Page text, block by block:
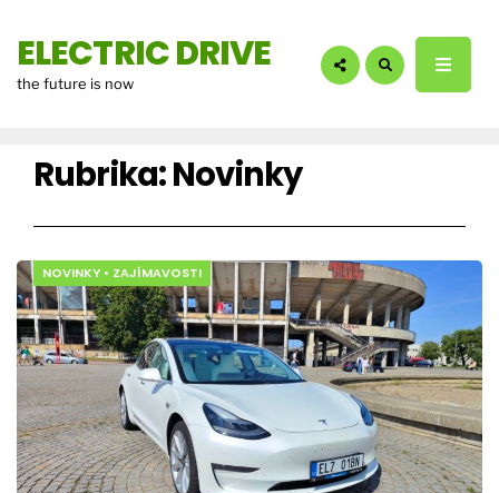
ELECTRIC DRIVE
the future is now
Rubrika:Novinky
NOVINKY • ZAJÍMAVOSTI